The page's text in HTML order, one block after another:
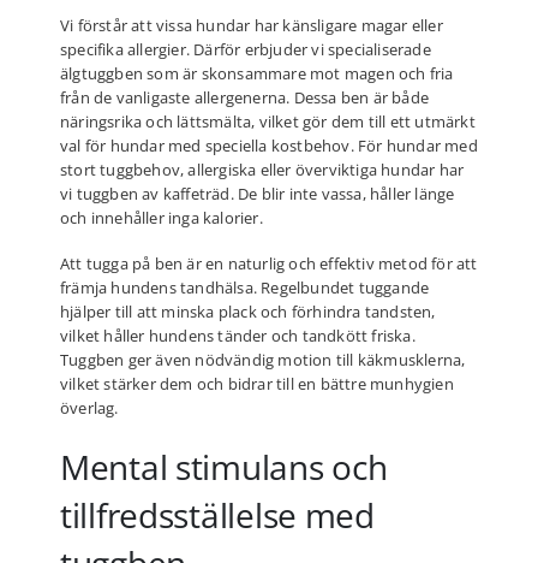
Vi förstår att vissa hundar har känsligare magar eller
specifika allergier. Därför erbjuder vi specialiserade
älgtuggben som är skonsammare mot magen och fria
från de vanligaste allergenerna. Dessa ben är både
näringsrika och lättsmälta, vilket gör dem till ett utmärkt
val för hundar med speciella kostbehov. För hundar med
stort tuggbehov, allergiska eller överviktiga hundar har
vi tuggben av kaffeträd. De blir inte vassa, håller länge
och innehåller inga kalorier.
Att tugga på ben är en naturlig och effektiv metod för att
främja hundens tandhälsa. Regelbundet tuggande
hjälper till att minska plack och förhindra tandsten,
vilket håller hundens tänder och tandkött friska.
Tuggben ger även nödvändig motion till käkmusklerna,
vilket stärker dem och bidrar till en bättre munhygien
överlag.
Mental stimulans och
tillfredsställelse med